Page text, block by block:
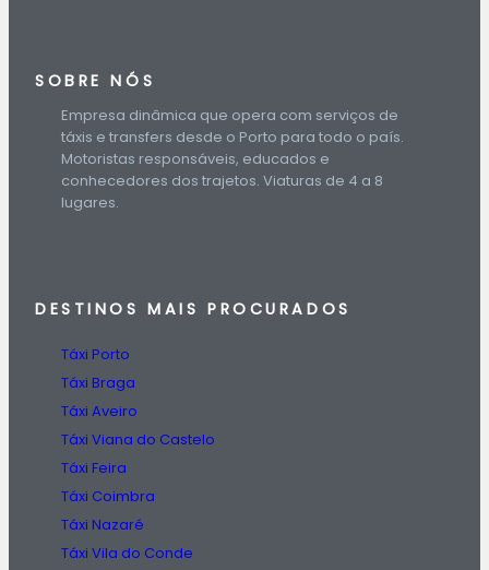
SOBRE NÓS
Empresa dinâmica que opera com serviços de
táxis e transfers desde o Porto para todo o país.
Motoristas responsáveis, educados e
conhecedores dos trajetos. Viaturas de 4 a 8
lugares.
DESTINOS MAIS PROCURADOS
Táxi Porto
Táxi Braga
Táxi Aveiro
Táxi Viana do Castelo
Táxi Feira
Táxi Coimbra
Táxi Nazaré
Táxi Vila do Conde